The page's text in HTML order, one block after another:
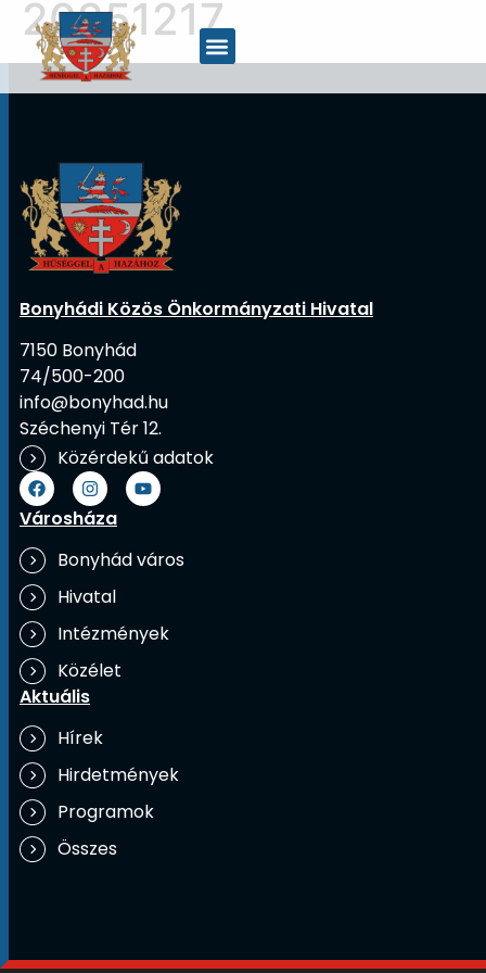
20251217
Bonyhádi Közös Önkormányzati Hivatal
7150 Bonyhád
74/500-200
info@bonyhad.hu
Széchenyi Tér 12.
Közérdekű adatok
Városháza
Bonyhád város
Hivatal
Intézmények
Közélet
Aktuális
Hírek
Hirdetmények
Programok
Összes